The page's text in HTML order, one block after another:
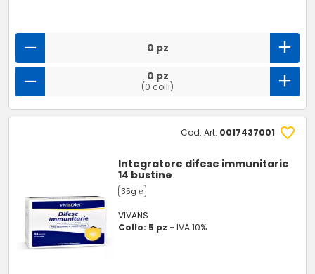
0 pz
0 pz
(0 colli)
Cod. Art. 0017437001
Integratore difese immunitarie
14 bustine
35g ℮
VIVANS
Collo: 5 pz -IVA 10%